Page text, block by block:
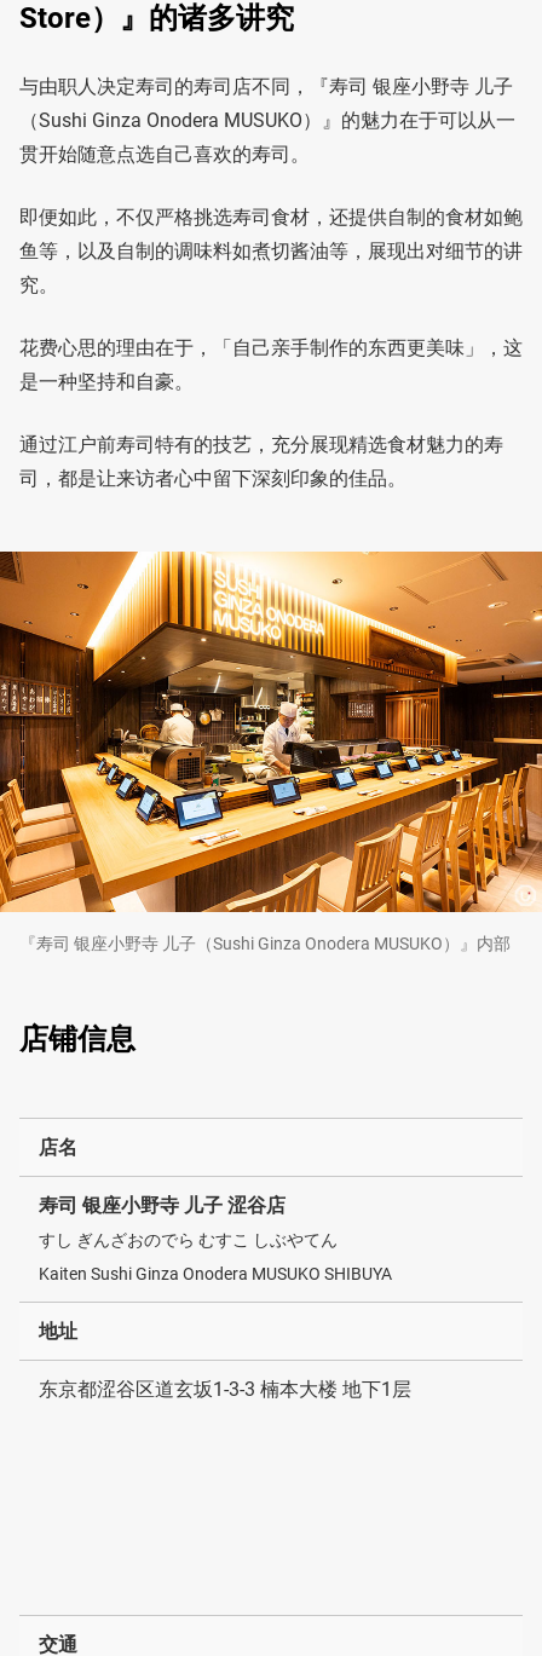
Store）』的诸多讲究
与由职人决定寿司的寿司店不同，『寿司 银座小野寺 儿子
（Sushi Ginza Onodera MUSUKO）』的魅力在于可以从一
贯开始随意点选自己喜欢的寿司。
即便如此，不仅严格挑选寿司食材，还提供自制的食材如鲍
鱼等，以及自制的调味料如煮切酱油等，展现出对细节的讲
究。
花费心思的理由在于，「自己亲手制作的东西更美味」，这
是一种坚持和自豪。
通过江户前寿司特有的技艺，充分展现精选食材魅力的寿
司，都是让来访者心中留下深刻印象的佳品。
『寿司 银座小野寺 儿子（Sushi Ginza Onodera MUSUKO）』内部
店铺信息
店名
寿司 银座小野寺 儿子 涩谷店
すし ぎんざおのでら むすこ しぶやてん
Kaiten Sushi Ginza Onodera MUSUKO SHIBUYA
地址
东京都涩谷区道玄坂1-3-3 楠本大楼 地下1层
交通